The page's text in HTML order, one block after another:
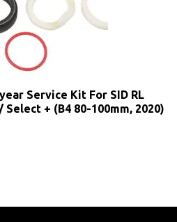
Service Kit For SID RL
Select + (B4 80-100mm, 2020)